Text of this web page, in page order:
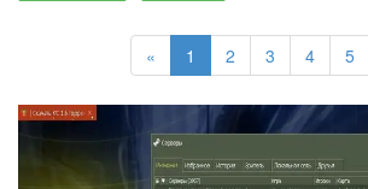
« 1 2 3 4 5